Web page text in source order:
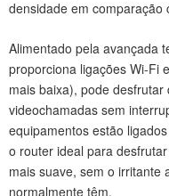
densidade em
Alimentado pela avançada
proporciona ligações Wi-Fi
mais baixa), pode
videochamadas sem
equipamentos estão
o router ideal para
mais suave, sem o irritante
normalmente têm.